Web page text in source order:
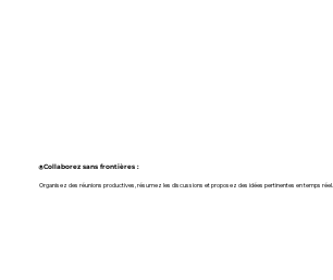
🌐Collaborez sans frontières :
Organisez des réunions productives, résumez les discussions et proposez des idées pertinentes en temps réel.